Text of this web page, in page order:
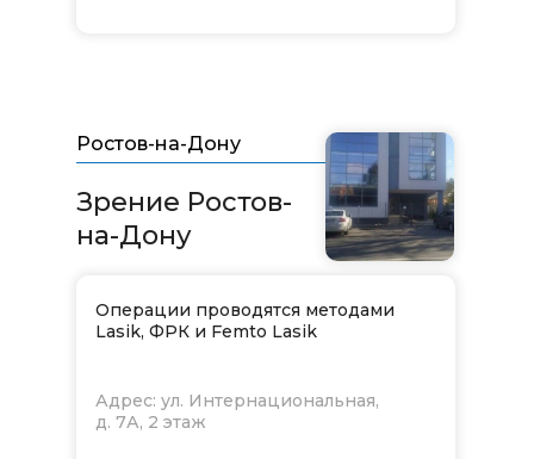
Ростов-на-Дону
Зрение Ростов-
на-Дону
Операции проводятся методами
Lasik, ФРК и Femto Lasik
Адрес: ул. Интернациональная,
д. 7А, 2 этаж